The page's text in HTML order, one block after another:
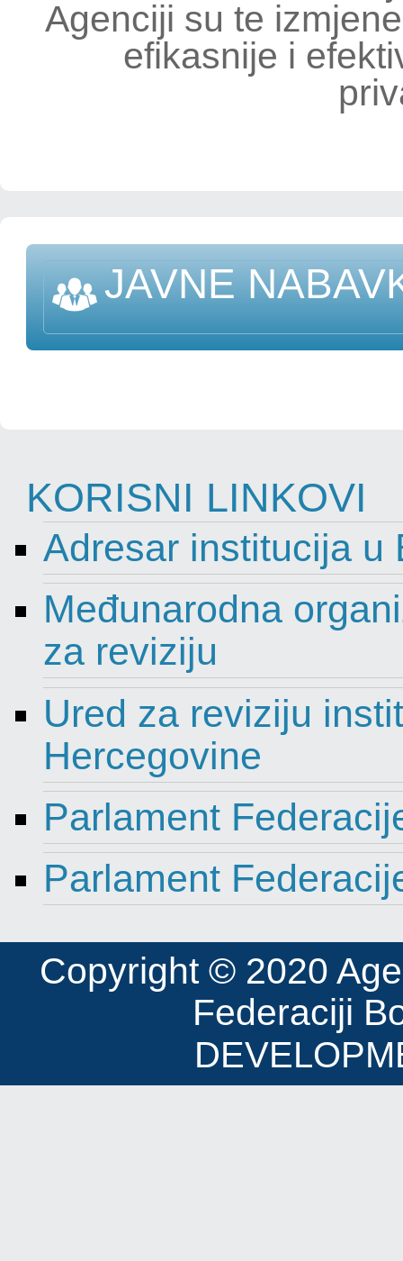
Agenciji su te
efikasnije i
JAVNE
KORISNI LINKOVI
Adresar institucija u
Međunarodna
za reviziju
Ured za reviziju
Hercegovine
Parlament
Parlament
Copyright © 2020
Federaciji